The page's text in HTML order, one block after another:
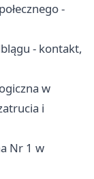
-
- kontakt,
w
i
Nr 1 w